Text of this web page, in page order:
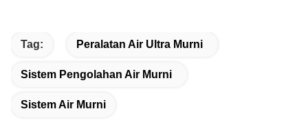
Tag: Peralatan Air Ultra Murni
Sistem Pengolahan Air Murni
Sistem Air Murni